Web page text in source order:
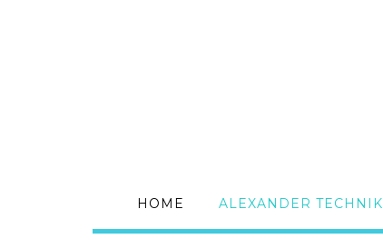
HOME ALEXANDER TECHNIK